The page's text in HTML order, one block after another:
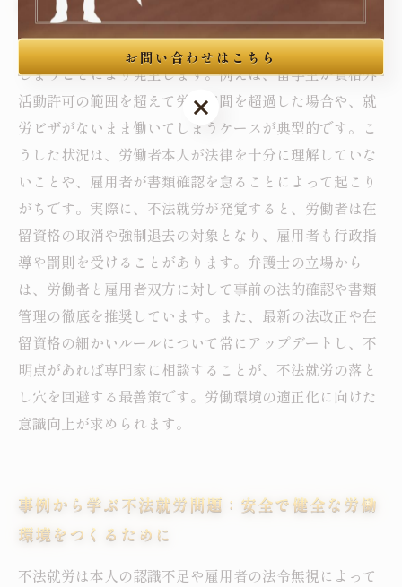
知識とは？
不法就労は、労働者が適切な就労資格を持たずに働いて
しまうことにより発生します。例えば、留学生が資格外
活動許可の範囲を超えて労働時間を超過した場合や、就
労ビザがないまま働いてしまうケースが典型的です。こ
うした状況は、労働者本人が法律を十分に理解していな
いことや、雇用者が書類確認を怠ることによって起こり
がちです。実際に、不法就労が発覚すると、労働者は在
留資格の取消や強制退去の対象となり、雇用者も行政指
導や罰則を受けることがあります。弁護士の立場から
は、労働者と雇用者双方に対して事前の法的確認や書類
管理の徹底を推奨しています。また、最新の法改正や在
留資格の細かいルールについて常にアップデートし、不
明点があれば専門家に相談することが、不法就労の落と
し穴を回避する最善策です。労働環境の適正化に向けた
意識向上が求められます。
事例から学ぶ不法就労問題：安全で健全な労働
環境をつくるために
不法就労は本人の認識不足や雇用者の法令無視によって
お問い合わせはこちら
お問い合わせはこちら